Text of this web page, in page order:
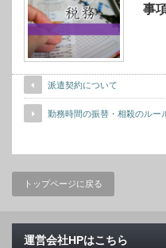
事
派遣契約について
勤務時間の振替・相殺のルー
トップページに戻る
運営会社HPはこちら